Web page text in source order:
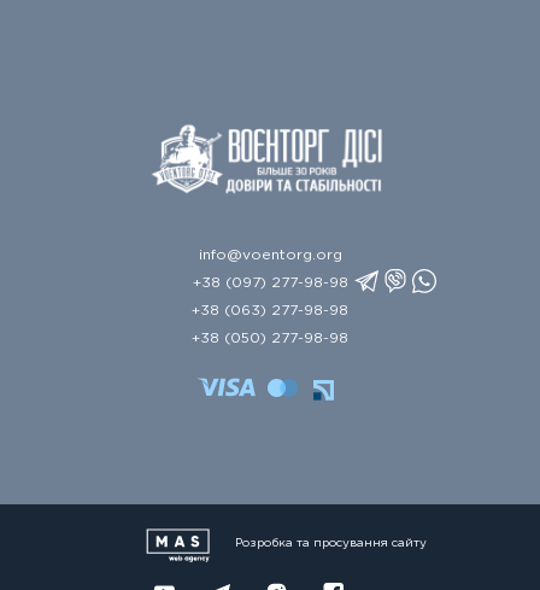
info@voentorg.org
+38 (097) 277-98-98
+38 (063) 277-98-98
+38 (050) 277-98-98
Розробка та просування сайту